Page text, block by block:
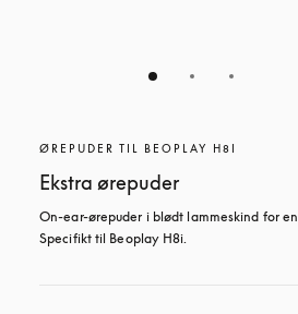
ØREPUDER TIL BEOPLAY H8I
Ekstra ørepuder
On-ear-ørepuder i blødt lammeskind for
Specifikt til Beoplay H8i.